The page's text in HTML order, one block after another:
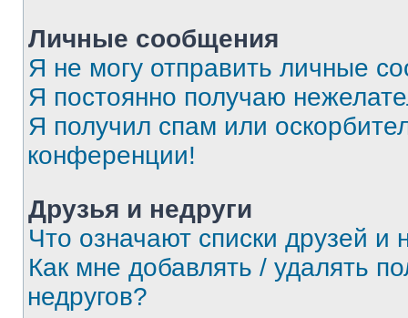
Личные сообщения
Я не могу отправить личные
Я постоянно получаю
Я получил спам или
конференции!
Друзья и недруги
Что означают списки друзей и
Как мне добавлять / удалять
недругов?